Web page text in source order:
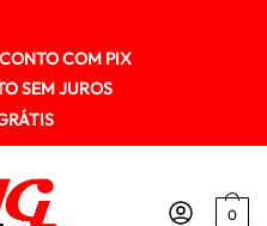
COM PIX
SEM JUROS
0